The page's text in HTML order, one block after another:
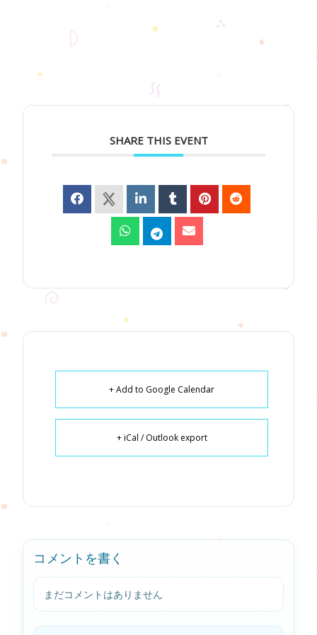
SHARE THIS EVENT
+ Add to Google Calendar
+ iCal / Outlook export
コメントを書く
まだコメントはありません